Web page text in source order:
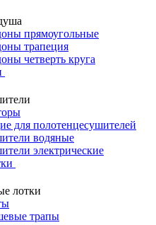
прямоугольные
трапеция
четверть круга
для полотенцесушителей
водяные
электрические
лотки
трапы